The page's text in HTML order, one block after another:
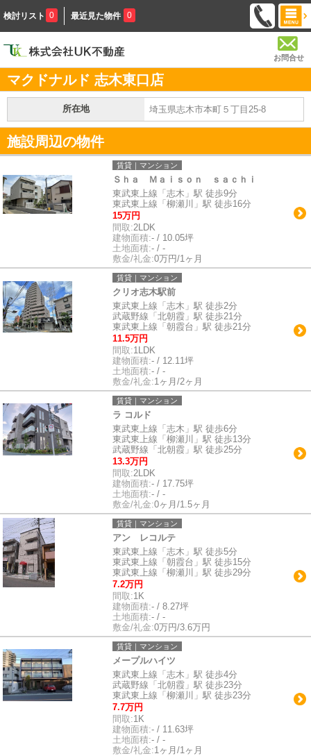
検討リスト 0 最近見た物件 0
お問合せ
マクドナルド 志木東口店
所在地 埼玉県志木市本町５丁目25-8
施設周辺の物件
賃貸｜マンション
Ｓｈａ Ｍａｉｓｏｎ ｓａｃｈｉ
東武東上線「志木」駅 徒歩9分
東武東上線「柳瀬川」駅 徒歩16分
15万円
間取:2LDK
建物面積:- / 10.05坪
土地面積:- / -
敷金/礼金:0万円/1ヶ月
賃貸｜マンション
クリオ志木駅前
東武東上線「志木」駅 徒歩2分
武蔵野線「北朝霞」駅 徒歩21分
東武東上線「朝霞台」駅 徒歩21分
11.5万円
間取:1LDK
建物面積:- / 12.11坪
土地面積:- / -
敷金/礼金:1ヶ月/2ヶ月
賃貸｜マンション
ラ コルド
東武東上線「志木」駅 徒歩6分
東武東上線「柳瀬川」駅 徒歩13分
武蔵野線「北朝霞」駅 徒歩25分
13.3万円
間取:2LDK
建物面積:- / 17.75坪
土地面積:- / -
敷金/礼金:0ヶ月/1.5ヶ月
賃貸｜マンション
アン レコルテ
東武東上線「志木」駅 徒歩5分
東武東上線「朝霞台」駅 徒歩15分
東武東上線「柳瀬川」駅 徒歩29分
7.2万円
間取:1K
建物面積:- / 8.27坪
土地面積:- / -
敷金/礼金:0万円/3.6万円
賃貸｜マンション
メープルハイツ
東武東上線「志木」駅 徒歩4分
武蔵野線「北朝霞」駅 徒歩23分
東武東上線「柳瀬川」駅 徒歩23分
7.7万円
間取:1K
建物面積:- / 11.63坪
土地面積:- / -
敷金/礼金:1ヶ月/1ヶ月